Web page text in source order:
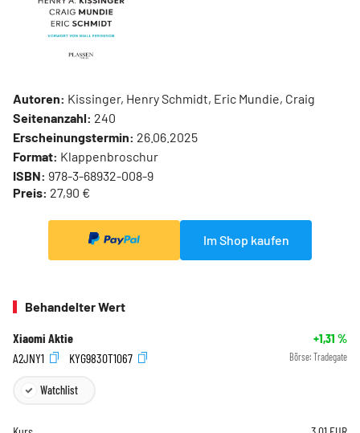
Autoren: Kissinger, Henry Schmidt, Eric Mundie, Craig
Seitenanzahl: 240
Erscheinungstermin: 26.06.2025
Format: Klappenbroschur
ISBN: 978-3-68932-008-9
Preis: 27,90 €
Im Shop kaufen
Behandelter Wert
Xiaomi Aktie +1,31 %
A2JNY1
KYG9830T1067 Börse: Tradegate
Watchlist